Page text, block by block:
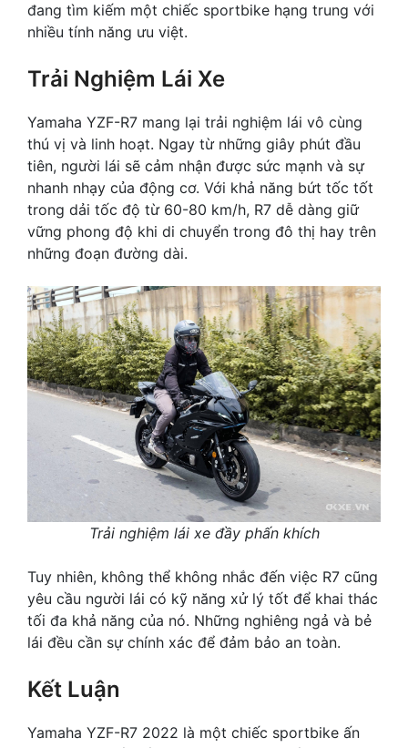
đang tìm kiếm một chiếc sportbike hạng trung với
nhiều tính năng ưu việt.
Trải Nghiệm Lái Xe
Yamaha YZF-R7 mang lại trải nghiệm lái vô cùng
thú vị và linh hoạt. Ngay từ những giây phút đầu
tiên, người lái sẽ cảm nhận được sức mạnh và sự
nhanh nhạy của động cơ. Với khả năng bứt tốc tốt
trong dải tốc độ từ 60-80 km/h, R7 dễ dàng giữ
vững phong độ khi di chuyển trong đô thị hay trên
những đoạn đường dài.
Trải nghiệm lái xe đầy phấn khích
Tuy nhiên, không thể không nhắc đến việc R7 cũng
yêu cầu người lái có kỹ năng xử lý tốt để khai thác
tối đa khả năng của nó. Những nghiêng ngả và bẻ
lái đều cần sự chính xác để đảm bảo an toàn.
Kết Luận
Yamaha YZF-R7 2022 là một chiếc sportbike ấn